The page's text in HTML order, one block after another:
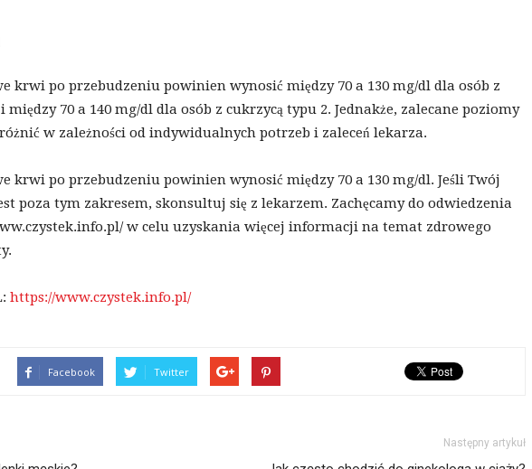
krwi po przebudzeniu powinien wynosić między 70 a 130 mg/dl dla osób z
między 70 a 140 mg/dl dla osób z cukrzycą typu 2. Jednakże, zalecane poziomy
w zależności od indywidualnych potrzeb i zaleceń lekarza.
krwi po przebudzeniu powinien wynosić między 70 a 130 mg/dl. Jeśli Twój
poza tym zakresem, skonsultuj się z lekarzem. Zachęcamy do odwiedzenia
w celu uzyskania więcej informacji na temat zdrowego
https://www.czystek.info.pl/
Facebook Twitter
Następny artykuł